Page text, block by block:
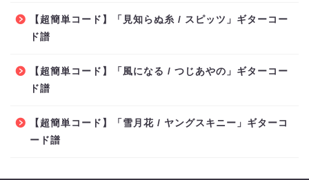
【超簡単コード】「見知らぬ糸 / スピッツ」ギターコー
ド譜
【超簡単コード】「風になる / つじあやの」ギターコー
ド譜
【超簡単コード】「雪月花 / ヤングスキニー」ギターコ
ード譜